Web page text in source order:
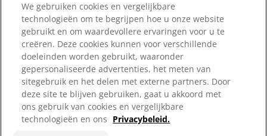
© 2025 Hill's Pet Nutrition
B.V.
Tenzij specifiek anders vermeld, verwijst het gebruik
van het '™' symbool op deze website naar
handelsmerken in eigendom van Hill's Pet Nutrition,
We gebruiken cookies en vergelijkbare
technologieën om te begrijpen hoe u onze website
gebruikt en om waardevollere ervaringen voor u te
creëren. Deze cookies kunnen voor verschillende
doeleinden worden gebruikt, waaronder
gepersonaliseerde advertenties, het meten van
sitegebruik en het delen met externe partners. Door
deze site te blijven gebruiken, gaat u akkoord met
ons gebruik van cookies en vergelijkbare
technologieën en ons Privacybeleid.